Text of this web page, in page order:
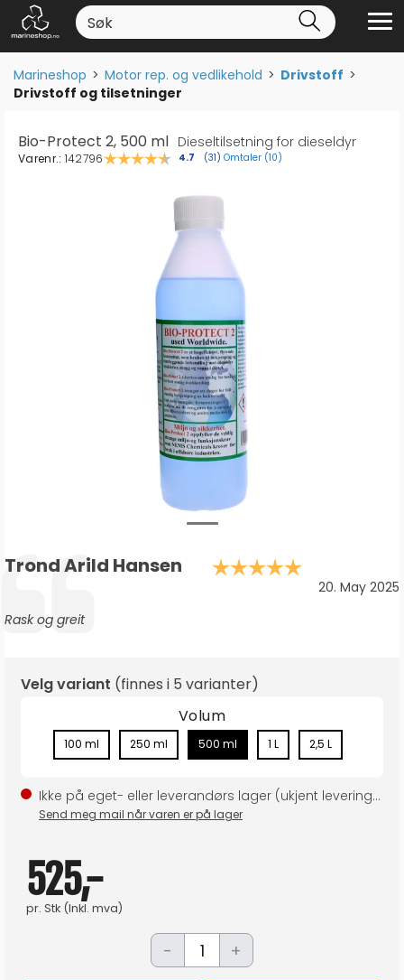
Marineshop>Motor rep. og vedlikehold>Drivstoff>
Drivstoff og tilsetninger
Bio-Protect 2, 500 ml Dieseltilsetning for dieseldyr
Varenr.: 142796 Gjennomsnittskarakter:
4.7 (stemmer:
31) Omtaler (10)
Testimonial
Forfatter:
Trond Arild Hansen
Dato:
20. May 2025
Tekst:
Rask og greit
Velg variant (finnes i 5 varianter)
Volum
100 ml 250 ml 500 ml 1 L 2,5 L
Ikke på eget- eller leverandørs lager (ukjent leveringstid)
Send meg mail når varen er på lager
525,-
pr. Stk (Inkl. mva)
- +